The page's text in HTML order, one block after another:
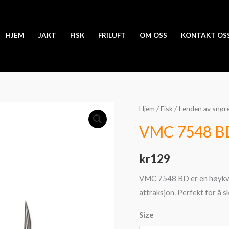
HJEM JAKT FISK FRILUFT OM OSS KONTAKT
Hjem /Fisk/ I enden av
VMC 7548
kr129
VMC 7548 BD er en
attraksjon. Perfekt for å
Size
VMC
BD
Hybrid
2pk
antall